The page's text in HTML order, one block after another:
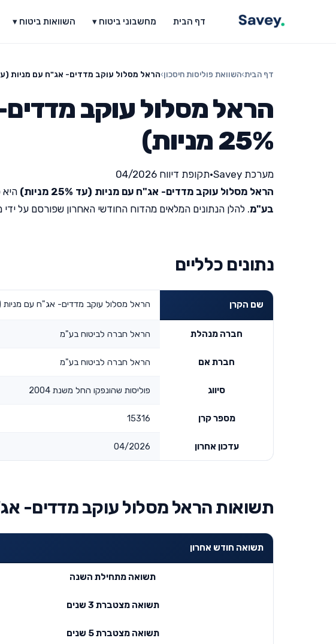
דף הבית מחשבוני ביטוח ▾ השוואות ביטוח ▾
דף הבית›השוואת פוליסות חיסכון›הראל מסלול עוקב מדדים- אג"ח עם מניות (עד 25%
הראל מסלול עוקב
25% מניות)
מערכת Savey •תקופת דיווח 04/2026
הראל מסלול עוקב מדדים- אג"ח עם מניות (עד 25% מניות)
היא
בע"מ. להלן הנתונים המלאים מהדוח החודשי האחרון שפורסם על ידי משרד
נתונים כלליים
שם הקרן הראל מסלול עוקב מדדים- אג"ח עם מניות (עד 25%
חברה מנהלת הראל חברה לביטוח בע"מ
חברת אם הראל חברה לביטוח בע"מ
סיווג פוליסות שהונפקו החל משנת 2004
מספר קרן 15316
עדכון אחרון 04/2026
תשואות הראל מסלול עוקב מדדים- אג"ח עם
תשואה חודש אחרון
תשואה מתחילת השנה
תשואה מצטברת 3 שנים
תשואה מצטברת 5 שנים